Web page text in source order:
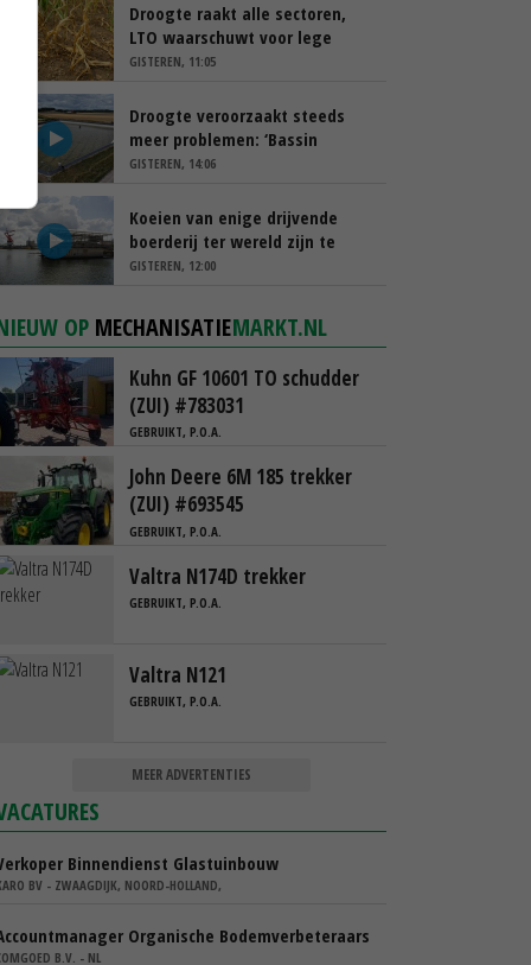
Droogte raakt alle sectoren,
LTO waarschuwt voor lege
schappen
GISTEREN, 11:05
Droogte veroorzaakt steeds
meer problemen: ‘Bassin
afgelopen week al leeg’
GISTEREN, 14:06
Koeien van enige drijvende
boerderij ter wereld zijn te
koop
GISTEREN, 12:00
OP MECHANISATIEMARKT.NL
Kuhn GF 10601 TO schudder
(ZUI) #783031
GEBRUIKT, P.O.A.
John Deere 6M 185 trekker
(ZUI) #693545
GEBRUIKT, P.O.A.
Valtra N174D trekker
GEBRUIKT, P.O.A.
Valtra N121
GEBRUIKT, P.O.A.
MEER ADVERTENTIES
Binnendienst Glastuinbouw
BV - ZWAAGDIJK, NOORD-HOLLAND,
Organische Bodemverbeteraars
B.V. - NL